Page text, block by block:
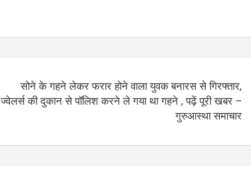
सोने के गहने लेकर फरार होने वाला युवक बनारस से गिरफ्तार,
ज्वेलर्स की दुकान से पॉलिश करने ले गया था गहने , पढ़ें पूरी खबर –
गुरुआस्था समाचार